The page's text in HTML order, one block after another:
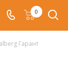
0
Гарант